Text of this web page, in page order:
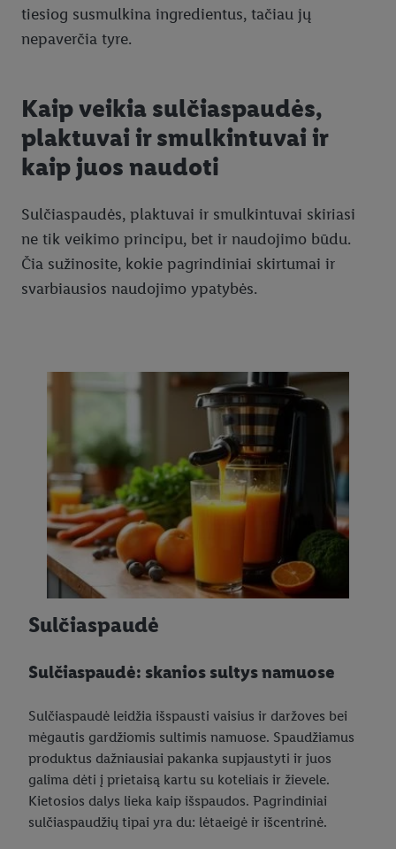
tiesiog susmulkina ingredientus, tačiau jų
nepaverčia tyre.
Kaip veikia sulčiaspaudės,
plaktuvai ir smulkintuvai ir
kaip juos naudoti
Sulčiaspaudės, plaktuvai ir smulkintuvai skiriasi
ne tik veikimo principu, bet ir naudojimo būdu.
Čia sužinosite, kokie pagrindiniai skirtumai ir
svarbiausios naudojimo ypatybės.
Sulčiaspaudė
Sulčiaspaudė: skanios sultys namuose
Sulčiaspaudė leidžia išspausti vaisius ir daržoves bei
mėgautis gardžiomis sultimis namuose. Spaudžiamus
produktus dažniausiai pakanka supjaustyti ir juos
galima dėti į prietaisą kartu su koteliais ir žievele.
Kietosios dalys lieka kaip išspaudos. Pagrindiniai
sulčiaspaudžių tipai yra du: lėtaeigė ir išcentrinė.